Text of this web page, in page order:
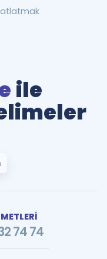
ile
74 74